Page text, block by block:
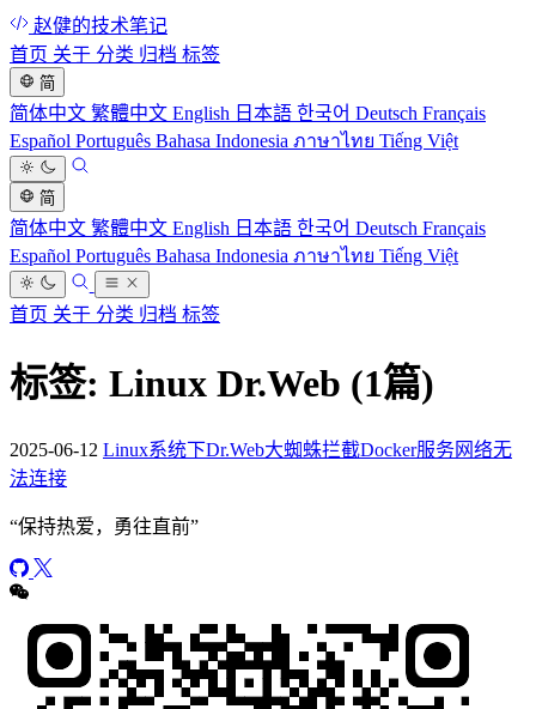
赵健的技术笔记
首页 关于 分类 归档 标签
简
简体中文 繁體中文 English 日本語 한국어 Deutsch Français
Español Português Bahasa Indonesia ภาษาไทย Tiếng Việt
简
简体中文 繁體中文 English 日本語 한국어 Deutsch Français
Español Português Bahasa Indonesia ภาษาไทย Tiếng Việt
首页 关于 分类 归档 标签
标签: Linux Dr.Web (1篇)
2025-06-12 Linux系统下Dr.Web大蜘蛛拦截Docker服务网络无
法连接
“保持热爱，勇往直前”